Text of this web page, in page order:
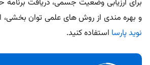
برای ارزیابی وضعیت جسمی، دریافت
و بهره‌ مندی از روش‌ های علمی توان‌
نوید پارسا استفاده کنید.